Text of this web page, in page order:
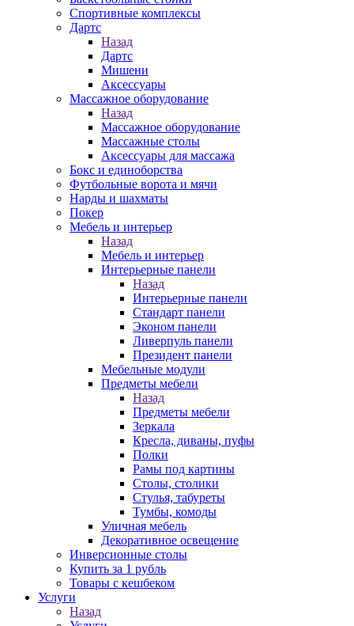
Спортивные комплексы
Дартс
Назад
Дартс
Мишени
Аксессуары
Массажное оборудование
Назад
Массажное оборудование
Массажные столы
Аксессуары для массажа
Бокс и единоборства
Футбольные ворота и мячи
Нарды и шахматы
Покер
Мебель и интерьер
Назад
Мебель и интерьер
Интерьерные панели
Назад
Интерьерные панели
Стандарт панели
Эконом панели
Ливерпуль панели
Президент панели
Мебельные модули
Предметы мебели
Назад
Предметы мебели
Зеркала
Кресла, диваны, пуфы
Полки
Рамы под картины
Столы, столики
Стулья, табуреты
Тумбы, комоды
Уличная мебель
Декоративное освещение
Инверсионные столы
Купить за 1 рубль
Товары с кешбеком
Услуги
Назад